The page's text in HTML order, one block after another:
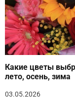
Какие цветы
лето, осень, зима
03.05.2026